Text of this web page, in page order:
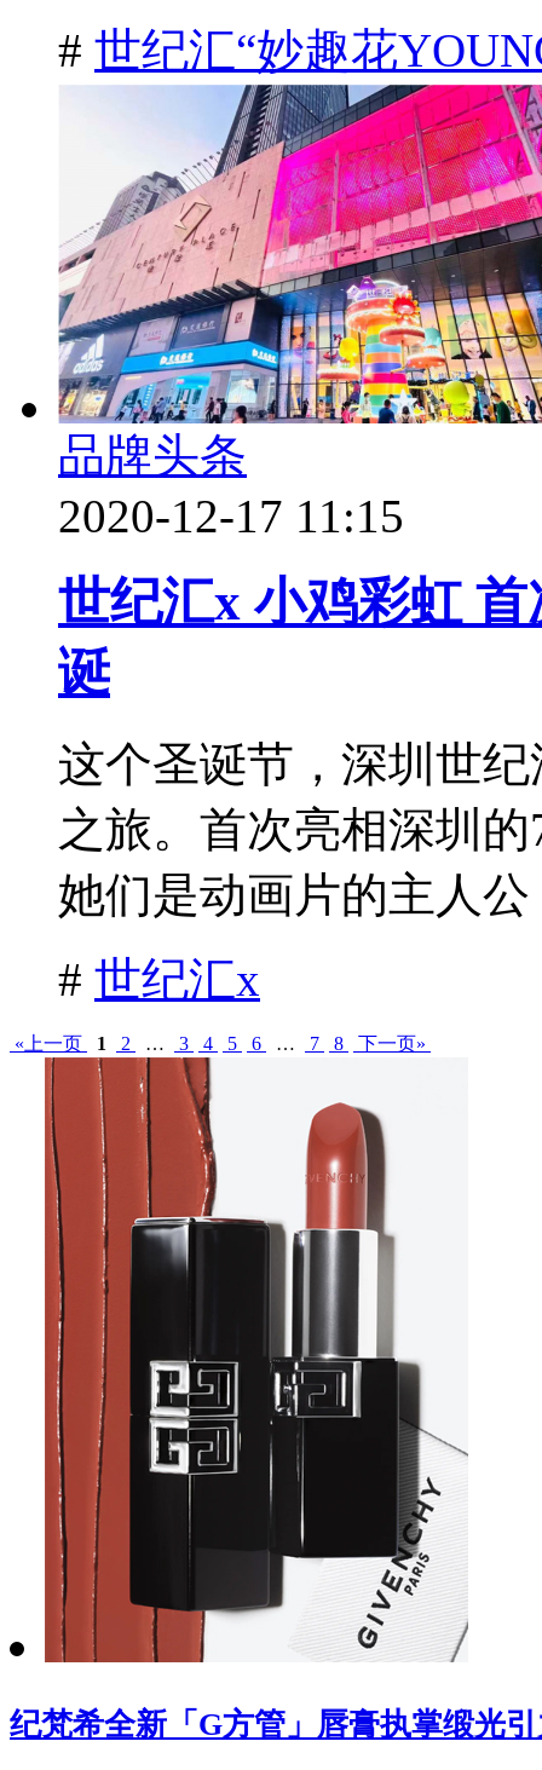
# 世纪汇“妙趣花
品牌头条
2020-12-17 11:15
世纪汇x 小鸡彩虹
诞
这个圣诞节，深圳世
之旅。首次亮相深圳
她们是动画片的主人公
# 世纪汇x
«上一页 1 2 … 3 4 5 6 … 7 8 下一页»
纪梵希全新「G方管」唇膏执掌缎光